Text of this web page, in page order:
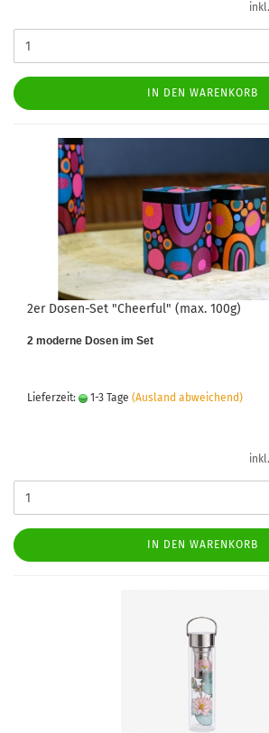
IN DEN WARENKORB
2er Dosen-Set "Cheerful" (max. 100g)
2 moderne Dosen im Set
Lieferzeit: 1-3 Tage (Ausland abweichend)
IN DEN WARENKORB